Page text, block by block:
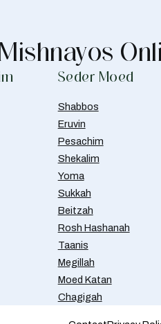
Seder Moed
Shabbos
Eruvin
Pesachim
Shekalim
Yoma
Sukkah
Beitzah
Rosh Hashanah
Taanis
Megillah
Moed Katan
Chagigah